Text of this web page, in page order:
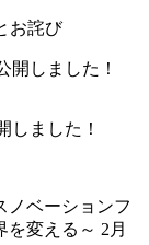
お詫び
しました！